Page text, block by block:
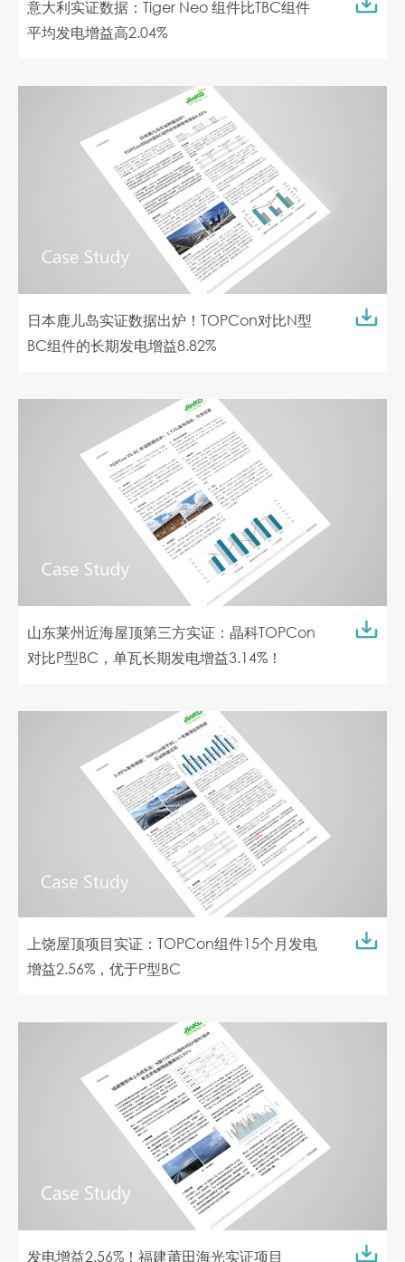
意大利实证数据：Tiger Neo 组件比TBC组件
平均发电增益高2.04%
日本鹿儿岛实证数据出炉！TOPCon对比N型
BC组件的长期发电增益8.82%
山东莱州近海屋顶第三方实证：晶科TOPCon
对比P型BC，单瓦长期发电增益3.14%！
上饶屋顶项目实证：TOPCon组件15个月发电
增益2.56%，优于P型BC
发电增益2.56%！福建莆田海光实证项目